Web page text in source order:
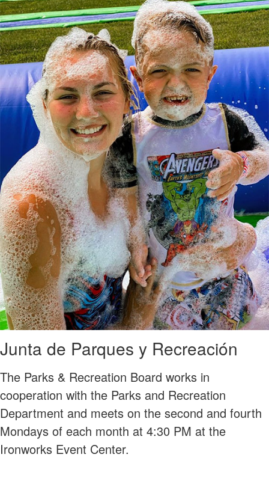
Junta de Parques y Recreación
The Parks & Recreation Board works in
cooperation with the Parks and Recreation
Department and meets on the second and fourth
Mondays of each month at 4:30 PM at the
Ironworks Event Center.